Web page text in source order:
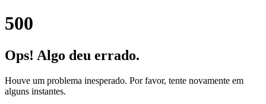
500
Ops! Algo deu errado.
Houve um problema inesperado. Por favor, tente novamente em
alguns instantes.